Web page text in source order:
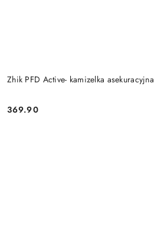
Zhik PFD Active- kamizelka asekuracyjna
Cena:
369.90